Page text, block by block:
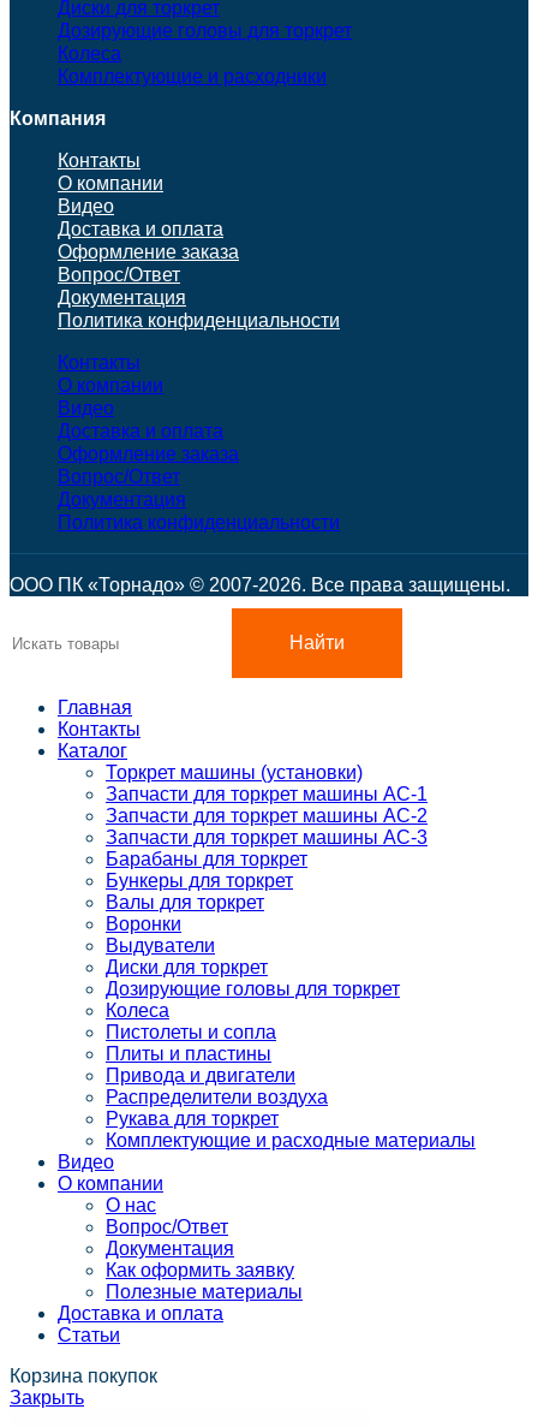
Диски для торкрет
Дозирующие головы для торкрет
Колеса
Комплектующие и расходники
Компания
Контакты
О компании
Видео
Доставка и оплата
Оформление заказа
Вопрос/Ответ
Документация
Политика конфиденциальности
Контакты
О компании
Видео
Доставка и оплата
Оформление заказа
Вопрос/Ответ
Документация
Политика конфиденциальности
ООО ПК «Торнадо» © 2007-2026. Все права защищены.
Найти
Главная
Контакты
Каталог
Торкрет машины (установки)
Запчасти для торкрет машины АС-1
Запчасти для торкрет машины АС-2
Запчасти для торкрет машины АС-3
Барабаны для торкрет
Бункеры для торкрет
Валы для торкрет
Воронки
Выдуватели
Диски для торкрет
Дозирующие головы для торкрет
Колеса
Пистолеты и сопла
Плиты и пластины
Привода и двигатели
Распределители воздуха
Рукава для торкрет
Комплектующие и расходные материалы
Видео
О компании
О нас
Вопрос/Ответ
Документация
Как оформить заявку
Полезные материалы
Доставка и оплата
Статьи
Корзина покупок
Закрыть